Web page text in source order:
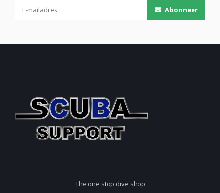
Abonneer
The one stop dive shop